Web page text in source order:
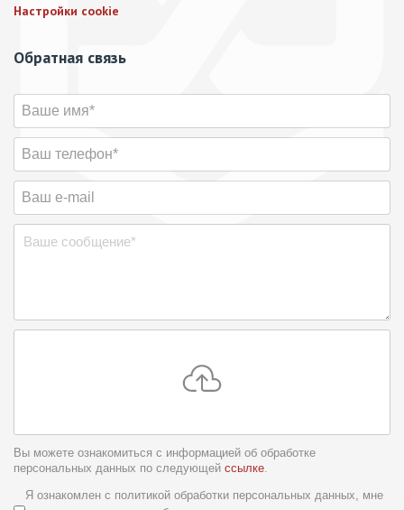
Настройки cookie
Обратная связь
Вы можете ознакомиться с информацией об обработке
персональных данных по следующей ссылке.
Условия обслуживания *
Я ознакомлен с политикой обработки персональных данных, мне